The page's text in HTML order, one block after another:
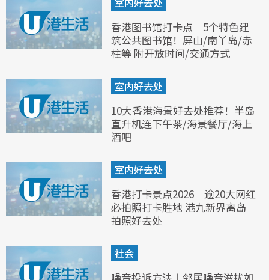
香港图书馆打卡点︱5个特色建
筑公共图书馆！屏山/南丫岛/赤
柱等 附开放时间/交通方式
室内好去处
10大香港海景好去处推荐！半岛
直升机连下午茶/海景餐厅/海上
酒吧
室内好去处
香港打卡景点2026｜逾20大网红
必拍照打卡胜地 港九新界离岛
拍照好去处
社会